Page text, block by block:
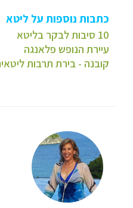
כתבות נוספות על ליטא
10 סיבות לבקר בליטא
עיירת הנופש פלאנגה
קובנה - בירת תרבות